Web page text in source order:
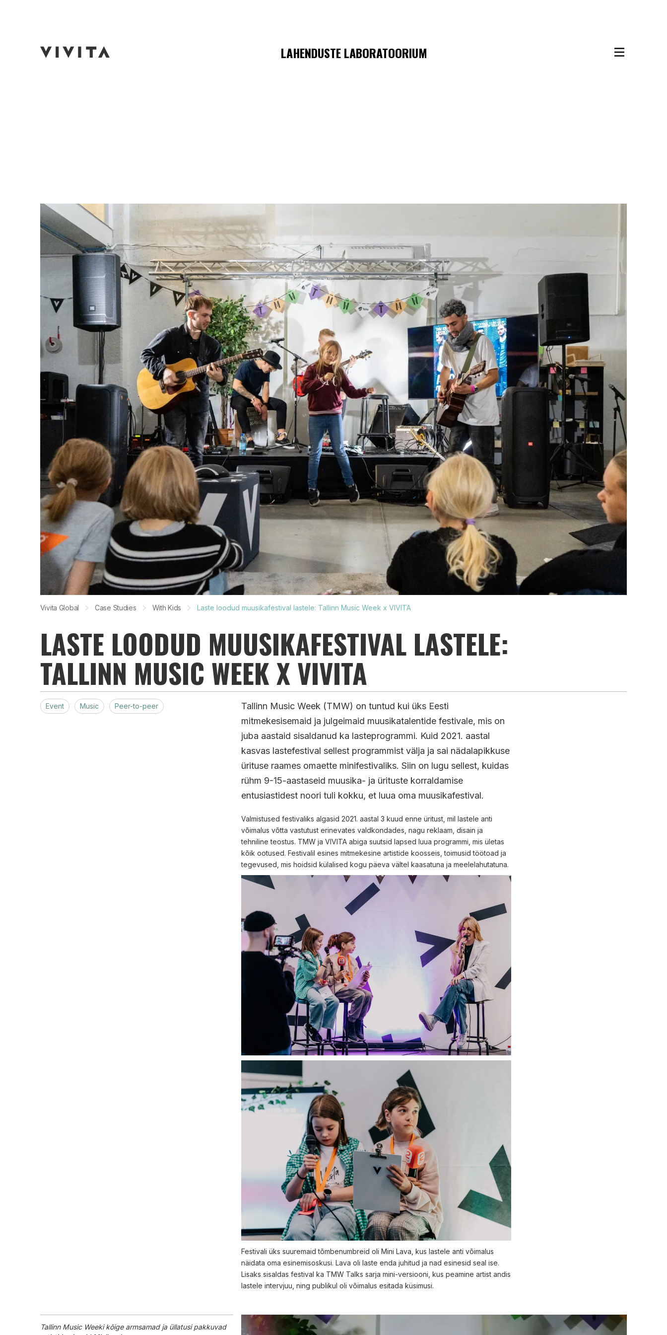
LAHENDUSTE LABORATOORIUM
Vivita Global Case Studies With Kids Laste loodud muusikafestival lastele: Tallinn Music Week x VIVITA
LASTE LOODUD MUUSIKAFESTIVAL LASTELE:
TALLINN MUSIC WEEK X VIVITA
Event Music Peer-to-peer
Tallinn Music Week (TMW) on tuntud kui üks Eesti
mitmekesisemaid ja julgeimaid muusikatalentide festivale, mis on
juba aastaid sisaldanud ka lasteprogrammi. Kuid 2021. aastal
kasvas lastefestival sellest programmist välja ja sai nädalapikkuse
ürituse raames omaette minifestivaliks. Siin on lugu sellest, kuidas
rühm 9-15-aastaseid muusika- ja ürituste korraldamise
entusiastidest noori tuli kokku, et luua oma muusikafestival.
Valmistused festivaliks algasid 2021. aastal 3 kuud enne üritust, mil lastele anti
võimalus võtta vastutust erinevates valdkondades, nagu reklaam, disain ja
tehniline teostus. TMW ja VIVITA abiga suutsid lapsed luua programmi, mis ületas
kõik ootused. Festivalil esines mitmekesine artistide koosseis, toimusid töötoad ja
tegevused, mis hoidsid külalised kogu päeva vältel kaasatuna ja meelelahutatuna.
Festivali üks suuremaid tõmbenumbreid oli Mini Lava, kus lastele anti võimalus
näidata oma esinemisoskusi. Lava oli laste enda juhitud ja nad esinesid seal ise.
Lisaks sisaldas festival ka TMW Talks sarja mini-versiooni, kus peamine artist andis
lastele intervjuu, ning publikul oli võimalus esitada küsimusi.
Tallinn Music Weeki kõige armsamad ja üllatusi pakkuvad